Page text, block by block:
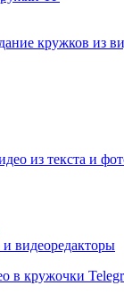
кружков из
из текста и
видеоредакторы
в кружочки